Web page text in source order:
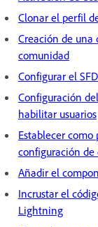
Clonar el perfil
Creación de una
comunidad
Configurar el
Configuración
habilitar usuarios
Establecer
configuración
Añadir el
Incrustar el
Lightning